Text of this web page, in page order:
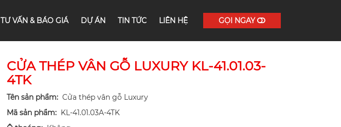
TƯ VẤN & BÁO GIÁ DỰ ÁN TIN TỨC LIÊN HỆ GỌI NGAY
CỬA THÉP VÂN GỖ LUXURY KL-41.01.03-
4TK
Tên sản phẩm: Cửa thép vân gỗ Luxury
Mã sản phẩm: KL-41.01.03A-4TK